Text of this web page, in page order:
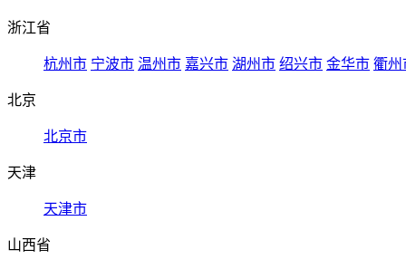
浙江省
杭州市 宁波市 温州市 嘉兴市 湖州市 绍兴市 金华市 衢州
北京
北京市
天津
天津市
山西省